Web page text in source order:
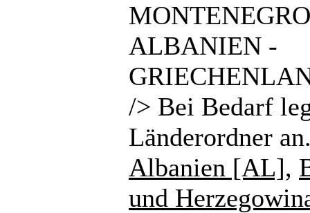
ALBANIEN -
/> Bei Bedarf
Länderordner
Albanien [AL],
und